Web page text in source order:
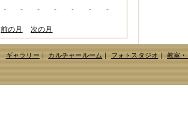
2020年06月（2件）
2020年04月（4件）
2020年03月（9件）
2020年02月（3件）
2020年01月（5件）
2019年12月（3件）
-
- - - - - -
前の月 次の月
ギャラリー｜ カルチャールーム｜ フォトスタジオ｜ 教室